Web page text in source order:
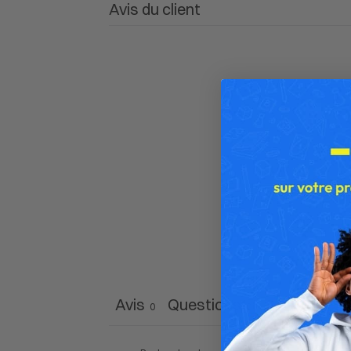
Avis du client
Avis 0 Questions